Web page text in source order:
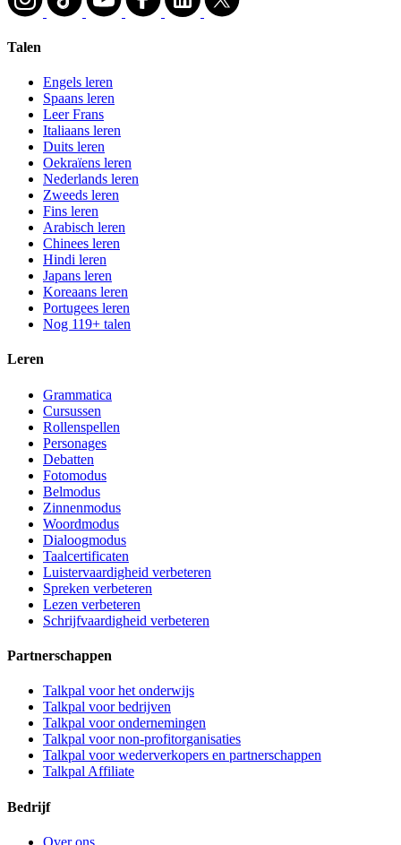
Talen
Engels leren
Spaans leren
Leer Frans
Italiaans leren
Duits leren
Oekraïens leren
Nederlands leren
Zweeds leren
Fins leren
Arabisch leren
Chinees leren
Hindi leren
Japans leren
Koreaans leren
Portugees leren
Nog 119+ talen
Leren
Grammatica
Cursussen
Rollenspellen
Personages
Debatten
Fotomodus
Belmodus
Zinnenmodus
Woordmodus
Dialoogmodus
Taalcertificaten
Luistervaardigheid verbeteren
Spreken verbeteren
Lezen verbeteren
Schrijfvaardigheid verbeteren
Partnerschappen
Talkpal voor het onderwijs
Talkpal voor bedrijven
Talkpal voor ondernemingen
Talkpal voor non-profitorganisaties
Talkpal voor wederverkopers en partnerschappen
Talkpal Affiliate
Bedrijf
Over ons